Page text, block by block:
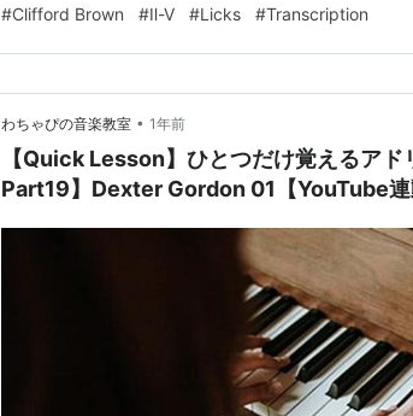
いいフレーズなので応用はきくと思います。 フレーズ
#Clifford Brown #Ⅱ-Ⅴ #Licks #Transcription
わちゃぴの音楽教室 • 1年前
【Quick Lesson】ひとつだけ覚えるアド
Part19】Dexter Gordon 01【YouTube連